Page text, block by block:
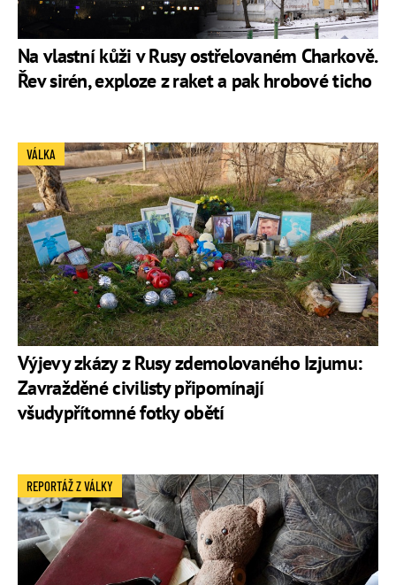
Na vlastní kůži v Rusy ostřelovaném Charkově.
Řev sirén, exploze z raket a pak hrobové ticho
Výjevy zkázy z Rusy zdemolovaného Izjumu:
Zavražděné civilisty připomínají
všudypřítomné fotky obětí
VÁLKA
REPORTÁŽ Z VÁLKY